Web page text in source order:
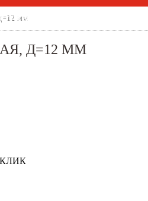
мм
Д=12 ММ